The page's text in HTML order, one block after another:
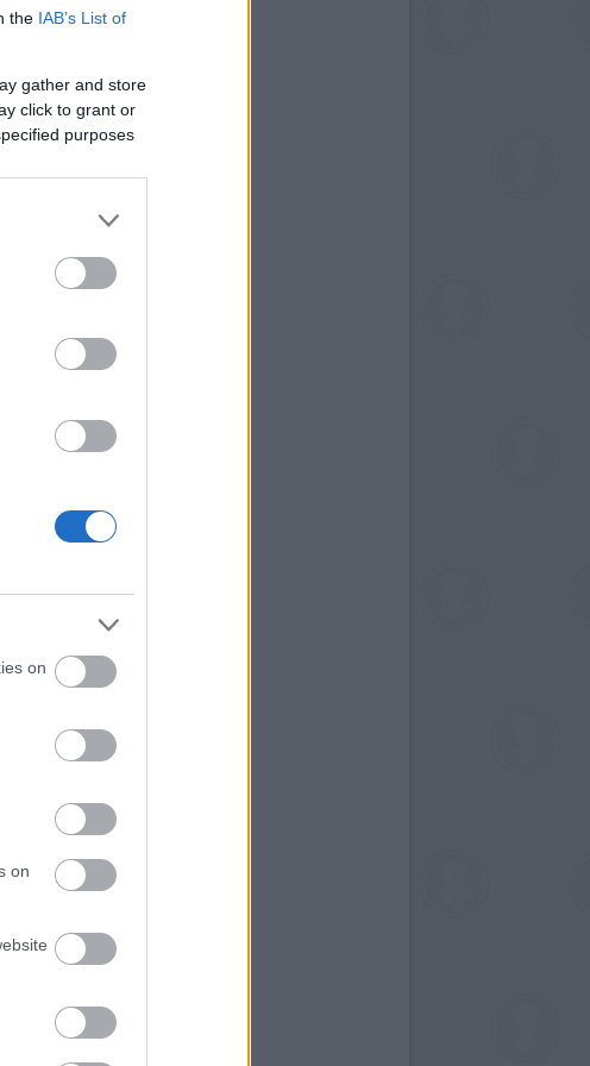
the IAB’s List of
gather and store
click to grant or
purposes
on
on